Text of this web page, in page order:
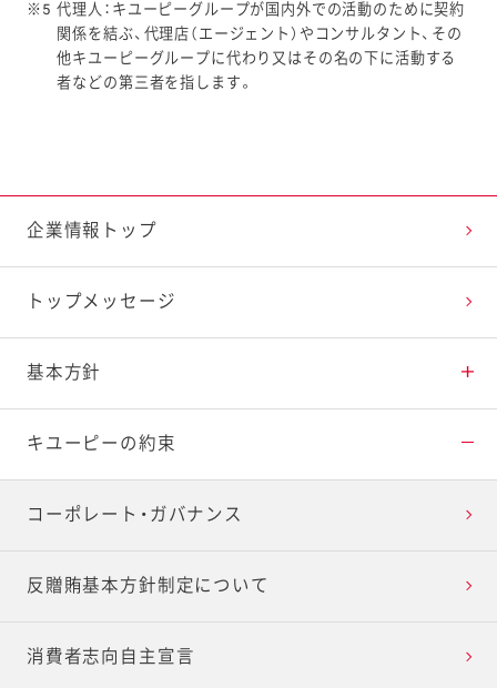
※5 代理人：キユーピーグループが国内外での活動のために契約
関係を結ぶ、代理店（エージェント）やコンサルタント、その
他キユーピーグループに代わり又はその名の下に活動する
者などの第三者を指します。
企業情報トップ
トップメッセージ
基本方針
理念
食と健康への貢献
2030ビジョン
キユーピーの約束
コーポレート・ガバナンス
反贈賄基本方針制定について
消費者志向自主宣言